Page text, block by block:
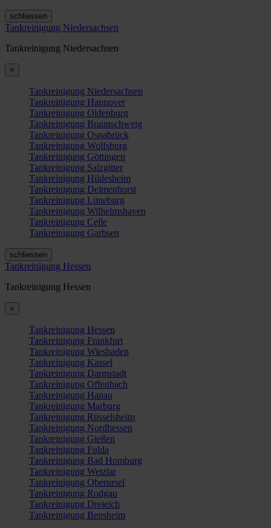
schliessen
Tankreinigung Niedersachsen
Tankreinigung Niedersachsen
×
Tankreinigung Niedersachsen
Tankreinigung Hannover
Tankreinigung Oldenburg
Tankreinigung Braunschweig
Tankreinigung Osnabrück
Tankreinigung Wolfsburg
Tankreinigung Göttingen
Tankreinigung Salzgitter
Tankreinigung Hildesheim
Tankreinigung Delmenhorst
Tankreinigung Lüneburg
Tankreinigung Wilhelmshaven
Tankreinigung Celle
Tankreinigung Garbsen
schliessen
Tankreinigung Hessen
Tankreinigung Hessen
×
Tankreinigung Hessen
Tankreinigung Frankfurt
Tankreinigung Wiesbaden
Tankreinigung Kassel
Tankreinigung Darmstadt
Tankreinigung Offenbach
Tankreinigung Hanau
Tankreinigung Marburg
Tankreinigung Rüsselsheim
Tankreinigung Nordhessen
Tankreinigung Gießen
Tankreinigung Fulda
Tankreinigung Bad Homburg
Tankreinigung Wetzlar
Tankreinigung Oberursel
Tankreinigung Rodgau
Tankreinigung Dreieich
Tankreinigung Bensheim